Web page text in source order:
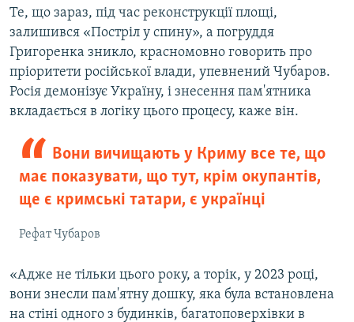
Те, що зараз, під час реконструкції площі,
залишився «Постріл у спину», а погруддя
Григоренка зникло, красномовно говорить про
пріоритети російської влади, упевнений Чубаров.
Росія демонізує Україну, і знесення пам'ятника
вкладається в логіку цього процесу, каже він.
Вони вичищають у Криму все те, що
має показувати, що тут, крім окупантів,
ще є кримські татари, є українці
Рефат Чубаров
«Адже не тільки цього року, а торік, у 2023 році,
вони знесли пам'ятну дошку, яка була встановлена
на стіні одного з будинків, багатоповерхівки в